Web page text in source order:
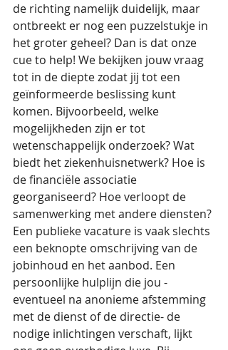
de richting namelijk duidelijk, maar
ontbreekt er nog een puzzelstukje in
het groter geheel? Dan is dat onze
cue to help! We bekijken jouw vraag
tot in de diepte zodat jij tot een
geïnformeerde beslissing kunt
komen. Bijvoorbeeld, welke
mogelijkheden zijn er tot
wetenschappelijk onderzoek? Wat
biedt het ziekenhuisnetwerk? Hoe is
de financiële associatie
georganiseerd? Hoe verloopt de
samenwerking met andere diensten?
Een publieke vacature is vaak slechts
een beknopte omschrijving van de
jobinhoud en het aanbod. Een
persoonlijke hulplijn die jou -
eventueel na anonieme afstemming
met de dienst of de directie- de
nodige inlichtingen verschaft, lijkt